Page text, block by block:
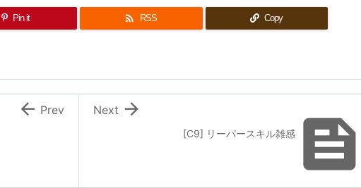
Pin it  RSS Copy

[C9] リーパースキル雑感

Next
 Prev